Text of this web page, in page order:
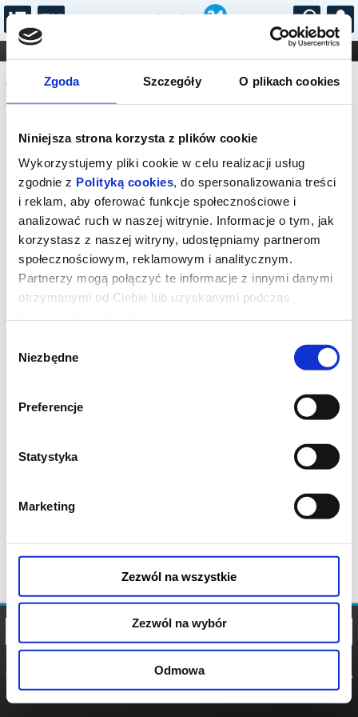
Zgoda Szczegóły O plikach cookies
Niniejsza strona korzysta z plików cookie
Wykorzystujemy pliki cookie w celu realizacji usług
zgodnie z Polityką cookies, do spersonalizowania treści
i reklam, aby oferować funkcje społecznościowe i
analizować ruch w naszej witrynie. Informacje o tym, jak
korzystasz z naszej witryny, udostępniamy partnerom
społecznościowym, reklamowym i analitycznym.
Partnerzy mogą połączyć te informacje z innymi danymi
otrzymanymi od Ciebie lub uzyskanymi podczas
zgody
Niezbędne
Preferencje
Statystyka
Marketing
Zezwól na wszystkie
Zezwól na wybór
Odmowa
...
FILHARMONIA OPERA I BALET
STAND-UP
DLA DZIECI
Komunikat
Sprzedaż biletów on-line na wydarzenie
została zakończona.
POLITYKA
POLITYKA